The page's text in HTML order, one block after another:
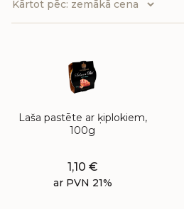
Laša pastēte ar ķiplokiem,
100g
1,10 €
ar PVN 21%